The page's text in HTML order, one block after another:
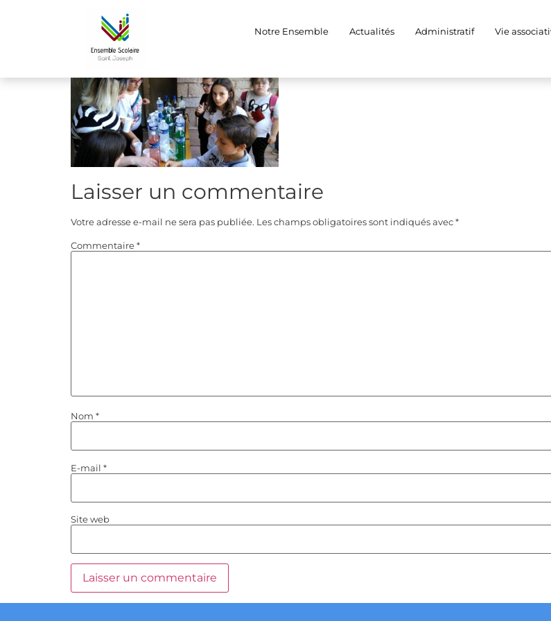
Notre Ensemble Actualités Administratif Vie
Laisser un commentaire
Votre adresse e-mail ne sera pas publiée. Les champs obligatoires sont indiqués avec*
Commentaire*
Nom *
E-mail *
Site web